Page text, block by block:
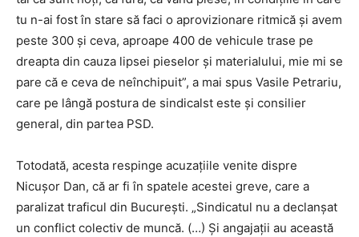
tu n-ai fost în stare să faci o aprovizionare ritmică și avem
peste 300 și ceva, aproape 400 de vehicule trase pe
dreapta din cauza lipsei pieselor și materialului, mie mi se
pare că e ceva de neînchipuit”, a mai spus Vasile Petrariu,
care pe lângă postura de sindicalst este și consilier
general, din partea PSD.
Totodată, acesta respinge acuzațiile venite dispre
Nicușor Dan, că ar fi în spatele acestei greve, care a
paralizat traficul din București. „Sindicatul nu a declanșat
un conflict colectiv de muncă. (…) Și angajații au această